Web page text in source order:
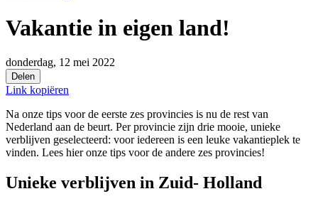
Vakantie in eigen land!
donderdag, 12 mei 2022
Delen
Link kopiëren
Na onze tips voor de eerste zes provincies is nu de rest van
Nederland aan de beurt. Per provincie zijn drie mooie, unieke
verblijven geselecteerd: voor iedereen is een leuke vakantieplek te
vinden. Lees hier onze tips voor de andere zes provincies!
Unieke verblijven in Zuid- Holland